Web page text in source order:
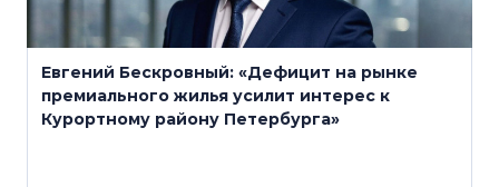
Евгений Бескровный: «Дефицит на рынке
премиального жилья усилит интерес к
Курортному району Петербурга»